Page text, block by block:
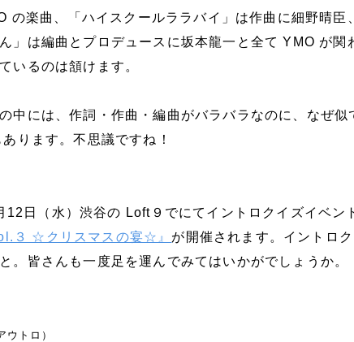
の楽曲、「ハイスクールララバイ」は作曲に細野晴臣
」は編曲とプロデュースに坂本龍一と全て YMO が関
いるのは頷けます。
中には、作詞・作曲・編曲がバラバラなのに、なぜ似
ります。不思議ですね！
日（水）渋谷の Loft９でにてイントロクイズイベン
３ ☆クリスマスの宴☆』 が開催されます。イントロ
。皆さんも一度足を運んでみてはいかがでしょうか。
トロ）